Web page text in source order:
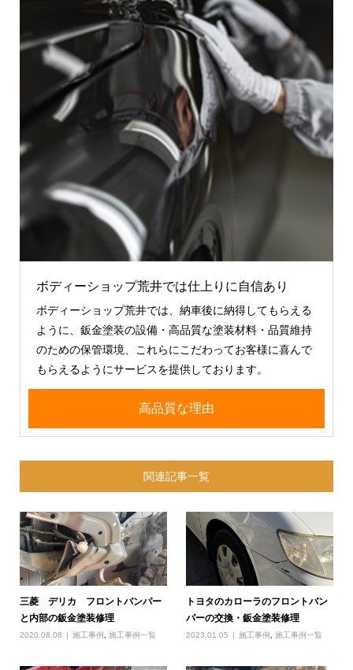
ボディーショップ荒井では仕上りに自信あり
ボディーショップ荒井では、納車後に納得してもらえる
ように、鈑金塗装の設備・高品質な塗装材料・品質維持
のための保管環境、これらにこだわってお客様に喜んで
もらえるようにサービスを提供しております。
高品質な理由
関連記事一覧
三菱 デリカ フロントバンパー
と内部の鈑金塗装修理
2020.08.08 施工事例 施工事例一覧
トヨタのカローラのフロントバン
パーの交換・鈑金塗装修理
2023.01.05 施工事例 ,施工事例一覧